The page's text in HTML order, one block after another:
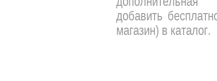
добавить
магазин) в каталог.